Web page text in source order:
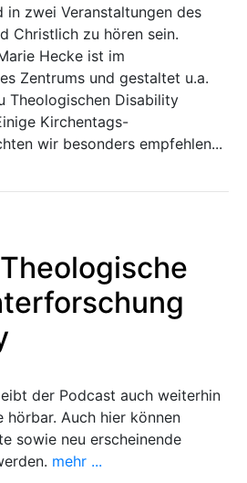
in zwei Veranstaltungen des
Christlich zu hören sein.
Hecke ist im
Zentrums und gestaltet u.a.
Theologischen Disability
Kirchentags-
wir besonders empfehlen...
der Podcast auch weiterhin
hörbar. Auch hier können
sowie neu erscheinende
mehr ...